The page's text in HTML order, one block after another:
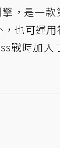
，是一
也可運
戰時加入